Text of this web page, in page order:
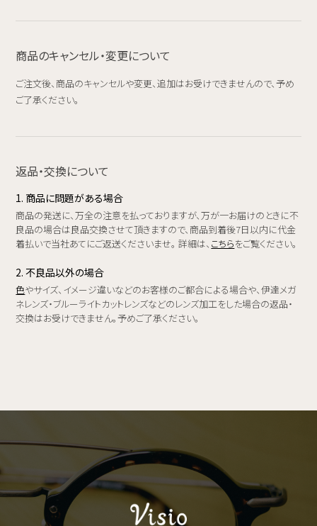
商品のキャンセル・変更について
ご注文後、商品のキャンセルや変更、追加はお受けできませんので、予め
ご了承ください。
返品・交換について
1. 商品に問題がある場合
商品の発送に、万全の注意を払っておりますが、万が一お届けのときに不
良品の場合は良品交換させて頂きますので、商品到着後7日以内に代金
着払いで当社あてにご返送くださいませ。 詳細は、 こちらをご覧ください。
2. 不良品以外の場合
色やサイズ、イメージ違いなどのお客様のご都合による場合や、伊達メガ
ネレンズ・ブルーライトカットレンズなどのレンズ加工をした場合の返品・
交換はお受けできません。予めご了承ください。